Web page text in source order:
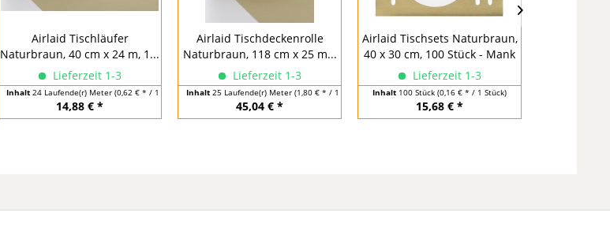
Airlaid Tischläufer
Naturbraun, 40 cm x 24 m, 1...
Lieferzeit 1-3
Inhalt 24 Laufende(r) Meter (0,62 € * / 1 Laufende(r) Meter)
14,88 € *
Airlaid Tischdeckenrolle
Naturbraun, 118 cm x 25 m...
Lieferzeit 1-3
Inhalt 25 Laufende(r) Meter (1,80 € * / 1 Laufende(r) Meter)
45,04 € *
Airlaid Tischsets Naturbraun,
40 x 30 cm, 100 Stück - Mank
Lieferzeit 1-3
Inhalt 100 Stück (0,16 € * / 1 Stück)
15,68 € *